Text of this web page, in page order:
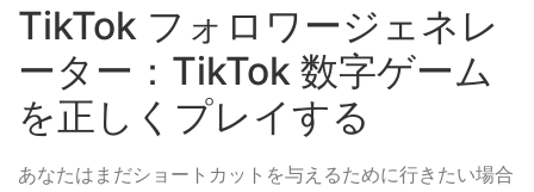
TikTok フォロワージェネレ
ーター：TikTok 数字ゲーム
を正しくプレイする
あなたはまだショートカットを与えるために行きたい場合